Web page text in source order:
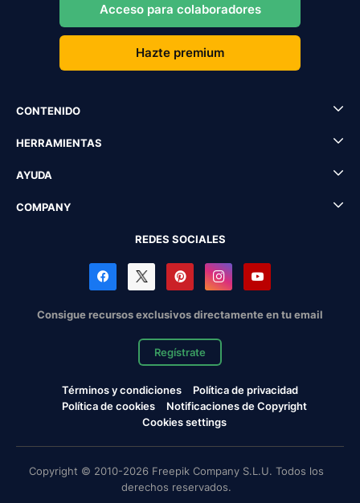
Acceso para colaboradores
Hazte premium
CONTENIDO
HERRAMIENTAS
AYUDA
COMPANY
REDES SOCIALES
Consigue recursos exclusivos directamente en tu email
Regístrate
Términos y condiciones
Política de privacidad
Política de cookies
Notificaciones de Copyright
Cookies settings
Copyright © 2010-2026 Freepik Company S.L.U. Todos los
derechos reservados.